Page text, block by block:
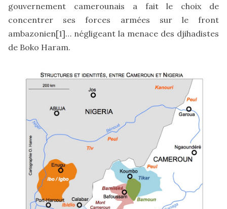
gouvernement camerounais a fait le choix de
concentrer ses forces armées sur le front
ambazonien[1]… négligeant la menace des djihadistes
de Boko Haram.